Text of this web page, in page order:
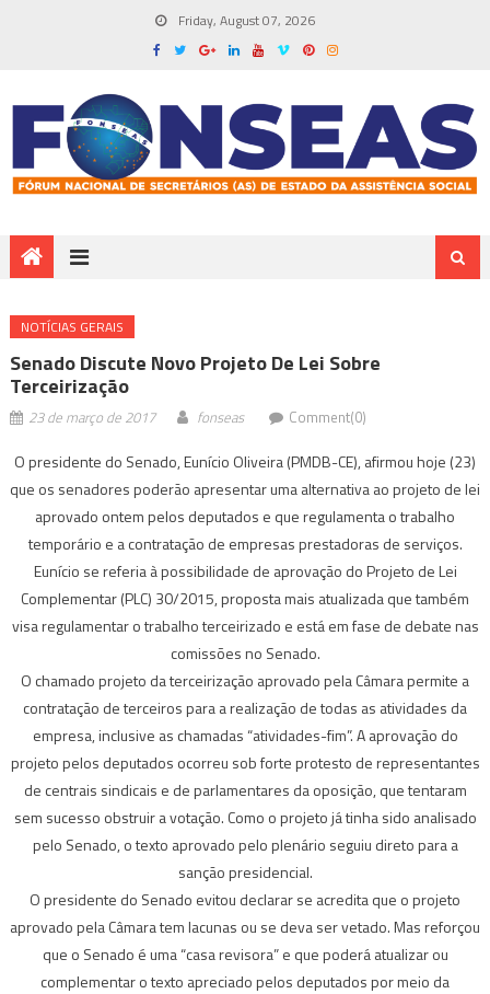
Friday, August 07, 2026
NOTÍ­CIAS GERAIS
Senado Discute Novo Projeto De Lei Sobre
Terceirização
23 de março de 2017 fonseas Comment(0)
O presidente do Senado, Eunício Oliveira (PMDB-CE), afirmou hoje (23)
que os senadores poderão apresentar uma alternativa ao projeto de lei
aprovado ontem pelos deputados e que regulamenta o trabalho
temporário e a contratação de empresas prestadoras de serviços.
Eunício se referia à possibilidade de aprovação do Projeto de Lei
Complementar (PLC) 30/2015, proposta mais atualizada que também
visa regulamentar o trabalho terceirizado e está em fase de debate nas
comissões no Senado.
O chamado projeto da terceirização aprovado pela Câmara permite a
contratação de terceiros para a realização de todas as atividades da
empresa, inclusive as chamadas “atividades-fim”. A aprovação do
projeto pelos deputados ocorreu sob forte protesto de representantes
de centrais sindicais e de parlamentares da oposição, que tentaram
sem sucesso obstruir a votação. Como o projeto já tinha sido analisado
pelo Senado, o texto aprovado pelo plenário seguiu direto para a
sanção presidencial.
O presidente do Senado evitou declarar se acredita que o projeto
aprovado pela Câmara tem lacunas ou se deva ser vetado. Mas reforçou
que o Senado é uma “casa revisora” e que poderá atualizar ou
complementar o texto apreciado pelos deputados por meio da